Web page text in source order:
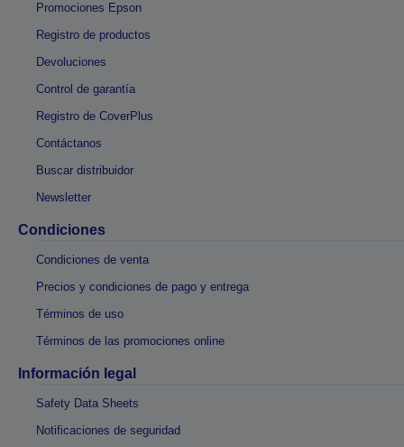
Promociones Epson
Registro de productos
Devoluciones
Control de garantía
Registro de CoverPlus
Contáctanos
Buscar distribuidor
Newsletter
Condiciones
Condiciones de venta
Precios y condiciones de pago y entrega
Términos de uso
Términos de las promociones online
Información legal
Safety Data Sheets
Notificaciones de seguridad